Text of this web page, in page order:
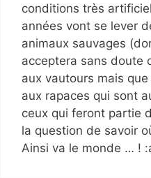
conditions très
années vont se lever
animaux sauvages
acceptera sans doute
aux vautours mais
aux rapaces qui sont
ceux qui feront partie
la question de savoir
Ainsi va le monde … !